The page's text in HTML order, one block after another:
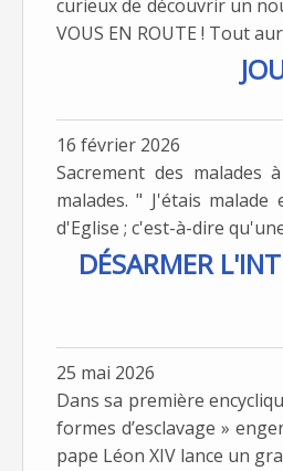
curieux de découvrir un
VOUS EN ROUTE ! Tout
16 février 2026
Sacrement des malades
malades. " J'étais
d'Eglise ; c'est-à-dire
DÉSARMER
25 mai 2026
Dans sa première
formes d’esclavage »
pape Léon XIV lance un